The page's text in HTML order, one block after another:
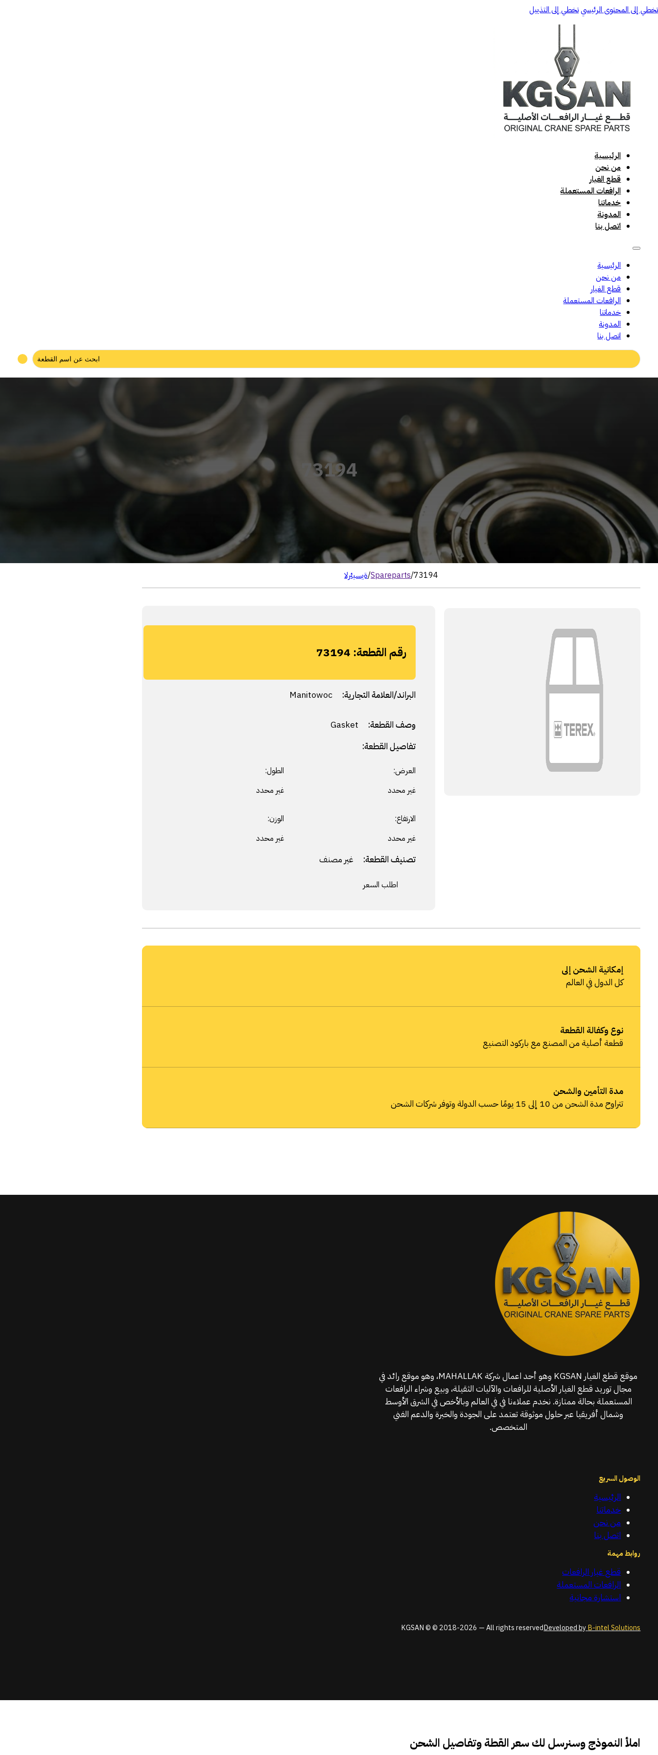
تخطي إلى المحتوى الرئيسيتخطي إلى التذييل
الرئيسية
من نحن
قطع الغيار
الرافعات المستعملة
خدماتنا
المدونة
اتصل بنا
الرئيسية
من نحن
قطع الغيار
الرافعات المستعملة
خدماتنا
المدونة
اتصل بنا
Search
...
73194
الرئيسية/Spareparts/73194
رقم القطعة: 73194
البراند/العلامة التجارية: Manitowoc
وصف القطعة:
تفاصيل القطعة:
العرض:
غير محدد
الطول:
غير محدد
الارتفاع:
غير محدد
الوزن:
غير محدد
تصنيف القطعة: غير مصنف
اطلب السعر
إمكانية الشحن إلى
كل الدول في العالم
نوع وكفالة القطعة
قطعة أصلية من المصنع مع باركود التصنيع
مدة التأمين والشحن
تتراوح مدة الشحن من 10 إلى 15 يومًا حسب الدولة وتوفر شركات الشحن
موقع قطع الغيار KGSAN وهو أحد اعمال شركة MAHALLAK، وهو موقع رائد في
مجال توريد قطع الغيار الأصلية للرافعات والآليات الثقيلة، وبيع وشراء الرافعات
المستعملة بحالة ممتازة. نخدم عملاءنا في في العالم وبالأخص في الشرق الأوسط
وشمال أفريقيا عبر حلول موثوقة تعتمد على الجودة والخبرة والدعم الفني
المتخصص.
الوصول السريع
الرئيسية
خدماتنا
من نحن
اتصل بنا
روابط مهمة
قطع غيار الرافعات
الرافعات المستعملة
استشارة مجانية
KGSAN © © 2018-2026 — All rights reservedDeveloped byB-intel Solutions
املأ النموذج وسنرسل لك سعر القطة وتفاصيل الشحن